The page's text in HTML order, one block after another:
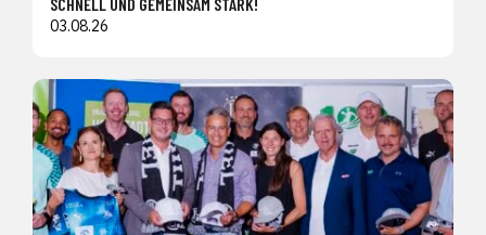
03.08.26